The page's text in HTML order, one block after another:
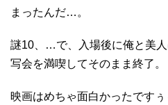
まったんだ…。
謎10、…で、入場後に俺と美
写会を満喫してそのまま終了。
映画はめちゃ面白かったですぅ